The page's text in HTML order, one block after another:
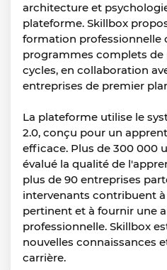
architecture et
plateforme. Skillbox
formation professionnelle
programmes complets
cycles, en collaboration
entreprises de premier
La plateforme utilise le
2.0, conçu pour un
efficace. Plus de 300 000
évalué la qualité de
plus de 90 entreprises
intervenants contribuent
pertinent et à fournir une
professionnelle. Skillbox
nouvelles connaissances
carrière.